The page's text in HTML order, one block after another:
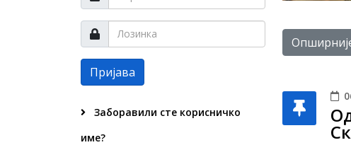
Пријава
Заборавили сте корисничко
име?